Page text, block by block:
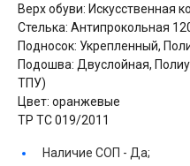
Верх обуви: Искусственная
Стелька: Антипрокольная
Подносок: Укрепленный,
Подошва: Двуслойная,
ТПУ)
Цвет: оранжевые
ТР ТС 019/2011
Наличие СОП - Да;